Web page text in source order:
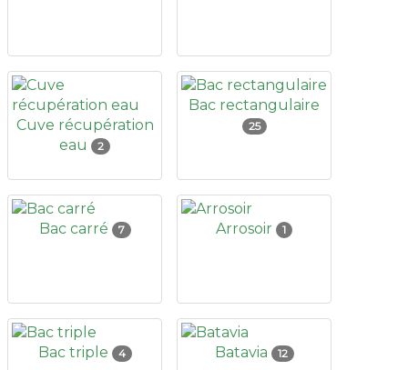
Cuve récupération
eau
2
Bac rectangulaire
25
Bac carré 7 Arrosoir 1
Bac triple 4 Batavia 12